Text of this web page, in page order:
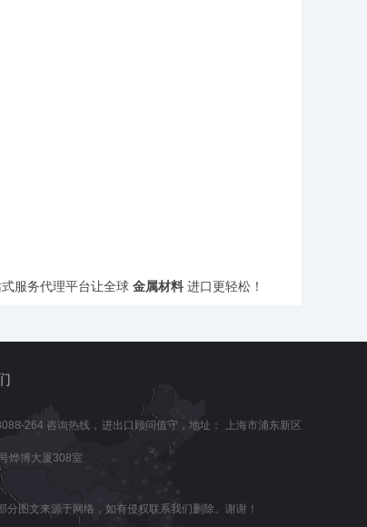
服务代理平台让全球 金属材料 进口更轻松！
264 咨询热线，进出口顾问值守，地址： 上海市浦东新区
烨博大厦308室
分图文来源于网络，如有侵权联系我们删除。谢谢！